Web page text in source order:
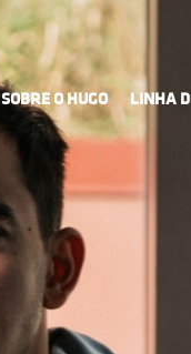
SOBRE O HUGO LINHA